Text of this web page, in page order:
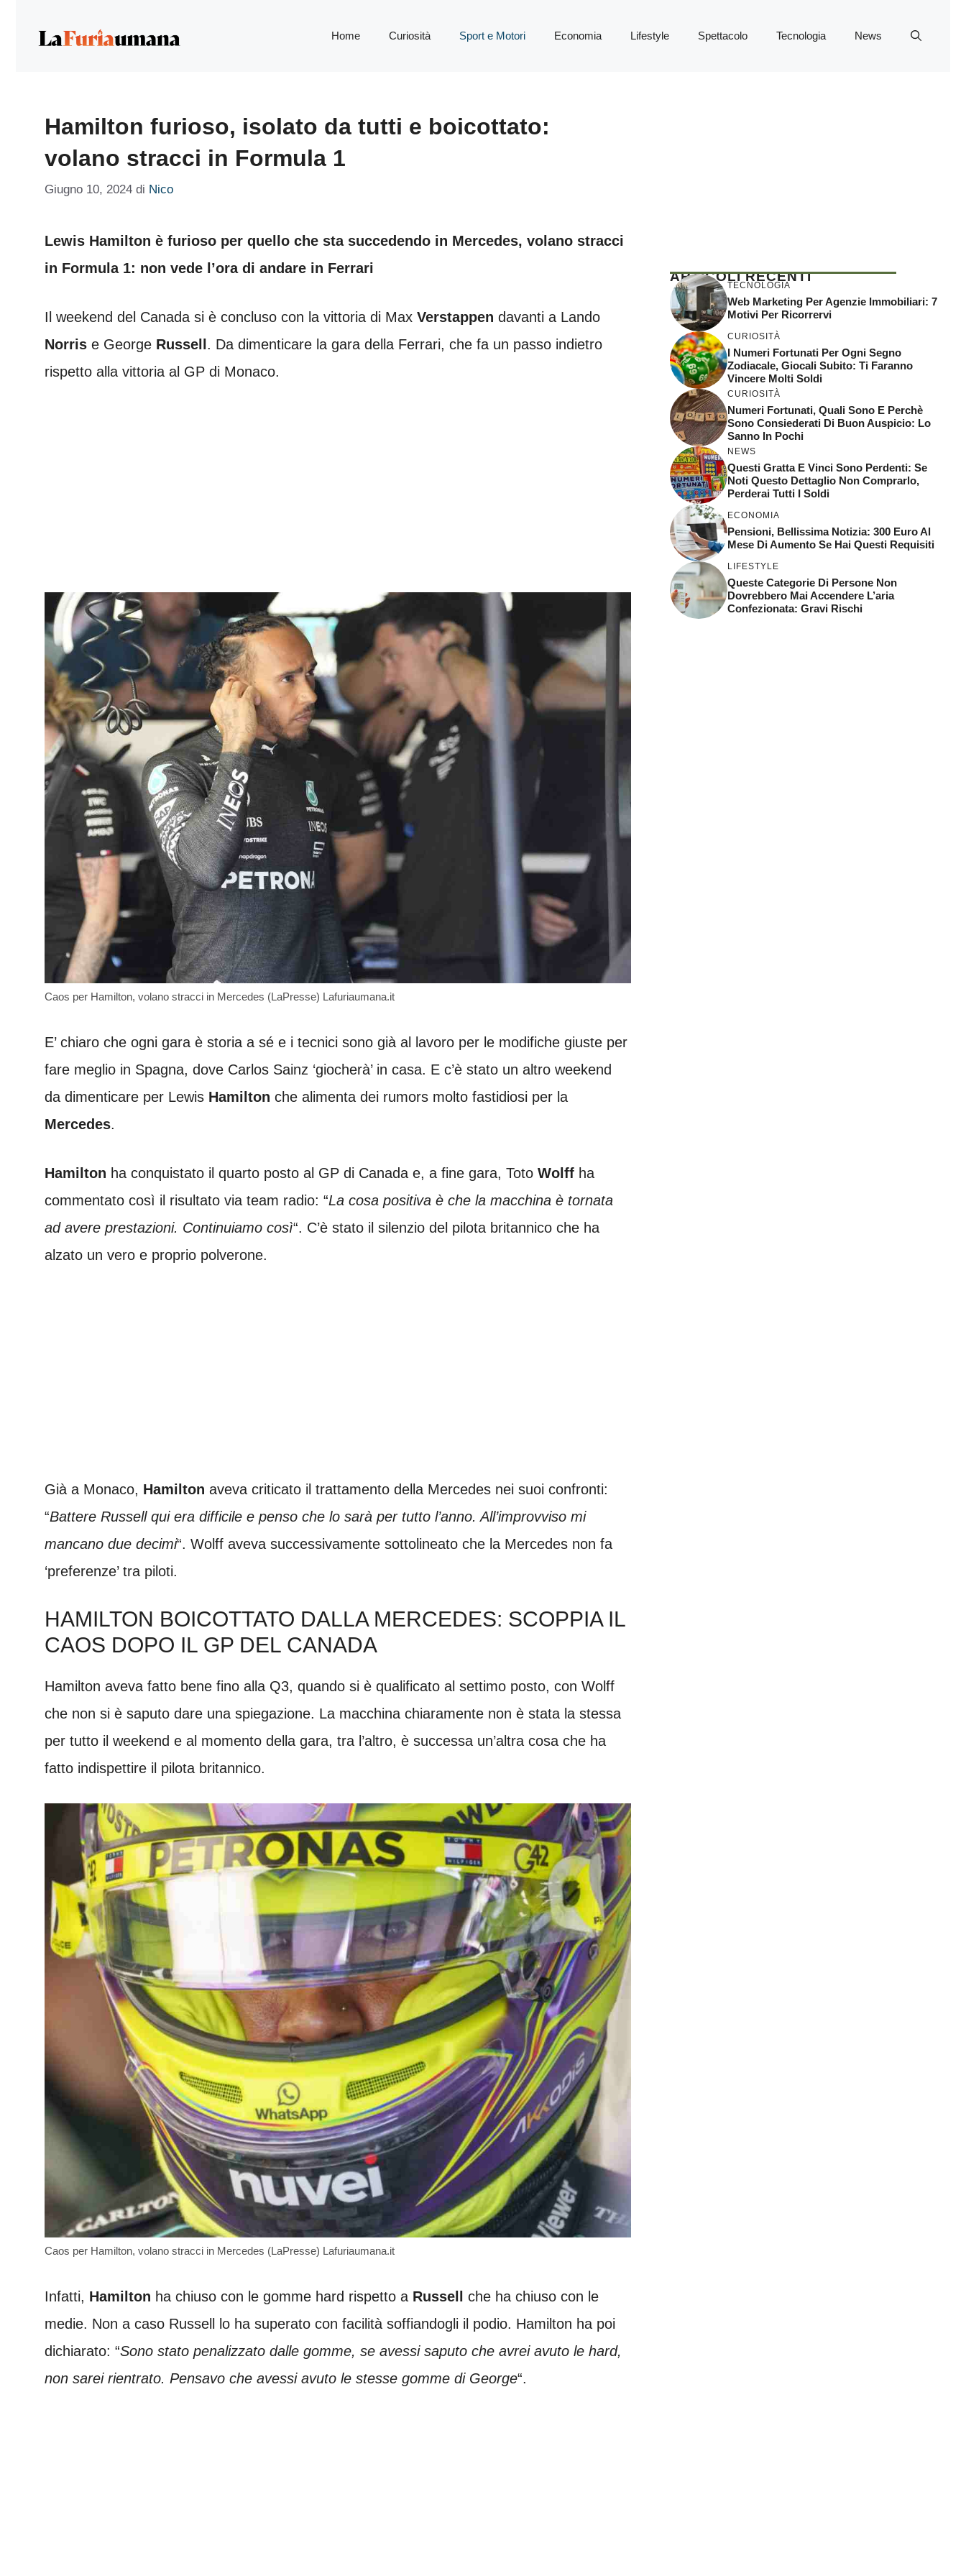
Home Curiosità Sport e Motori Economia Lifestyle Spettacolo Tecnologia News
Hamilton furioso, isolato da tutti e boicottato:
volano stracci in Formula 1
Giugno 10, 2024 di Nico
Lewis Hamilton è furioso per quello che sta succedendo in Mercedes, volano stracci
in Formula 1: non vede l’ora di andare in Ferrari
Il weekend del Canada si è concluso con la vittoria di Max Verstappen davanti a Lando
Norris e George Russell. Da dimenticare la gara della Ferrari, che fa un passo indietro
rispetto alla vittoria al GP di Monaco.
Caos per Hamilton, volano stracci in Mercedes (LaPresse) Lafuriaumana.it
E’ chiaro che ogni gara è storia a sé e i tecnici sono già al lavoro per le modifiche giuste per
fare meglio in Spagna, dove Carlos Sainz ‘giocherà’ in casa. E c’è stato un altro weekend
da dimenticare per Lewis Hamilton che alimenta dei rumors molto fastidiosi per la
Mercedes.
Hamilton ha conquistato il quarto posto al GP di Canada e, a fine gara, Toto Wolff ha
commentato così il risultato via team radio: “La cosa positiva è che la macchina è tornata
ad avere prestazioni. Continuiamo così“. C’è stato il silenzio del pilota britannico che ha
alzato un vero e proprio polverone.
Già a Monaco, Hamilton aveva criticato il trattamento della Mercedes nei suoi confronti:
“Battere Russell qui era difficile e penso che lo sarà per tutto l’anno. All’improvviso mi
mancano due decimi“. Wolff aveva successivamente sottolineato che la Mercedes non fa
‘preferenze’ tra piloti.
HAMILTON BOICOTTATO DALLA MERCEDES: SCOPPIA IL
CAOS DOPO IL GP DEL CANADA
Hamilton aveva fatto bene fino alla Q3, quando si è qualificato al settimo posto, con Wolff
che non si è saputo dare una spiegazione. La macchina chiaramente non è stata la stessa
per tutto il weekend e al momento della gara, tra l’altro, è successa un’altra cosa che ha
fatto indispettire il pilota britannico.
Caos per Hamilton, volano stracci in Mercedes (LaPresse) Lafuriaumana.it
Infatti, Hamilton ha chiuso con le gomme hard rispetto a Russell
che ha chiuso con le
medie. Non a caso Russell lo ha superato con facilità soffiandogli il podio. Hamilton ha poi
dichiarato: “Sono stato penalizzato dalle gomme, se avessi saputo che avrei avuto le hard,
non sarei rientrato. Pensavo che avessi avuto le stesse gomme di George“.
ARTICOLI RECENTI
TECNOLOGIA
Web Marketing Per Agenzie Immobiliari: 7
Motivi Per Ricorrervi
CURIOSITÀ
I Numeri Fortunati Per Ogni Segno
Zodiacale, Giocali Subito: Ti Faranno
Vincere Molti Soldi
CURIOSITÀ
Numeri Fortunati, Quali Sono E Perchè
Sono Consiederati Di Buon Auspicio: Lo
Sanno In Pochi
NEWS
Questi Gratta E Vinci Sono Perdenti: Se
Noti Questo Dettaglio Non Comprarlo,
Perderai Tutti I Soldi
ECONOMIA
Pensioni, Bellissima Notizia: 300 Euro Al
Mese Di Aumento Se Hai Questi Requisiti
LIFESTYLE
Queste Categorie Di Persone Non
Dovrebbero Mai Accendere L’aria
Confezionata: Gravi Rischi